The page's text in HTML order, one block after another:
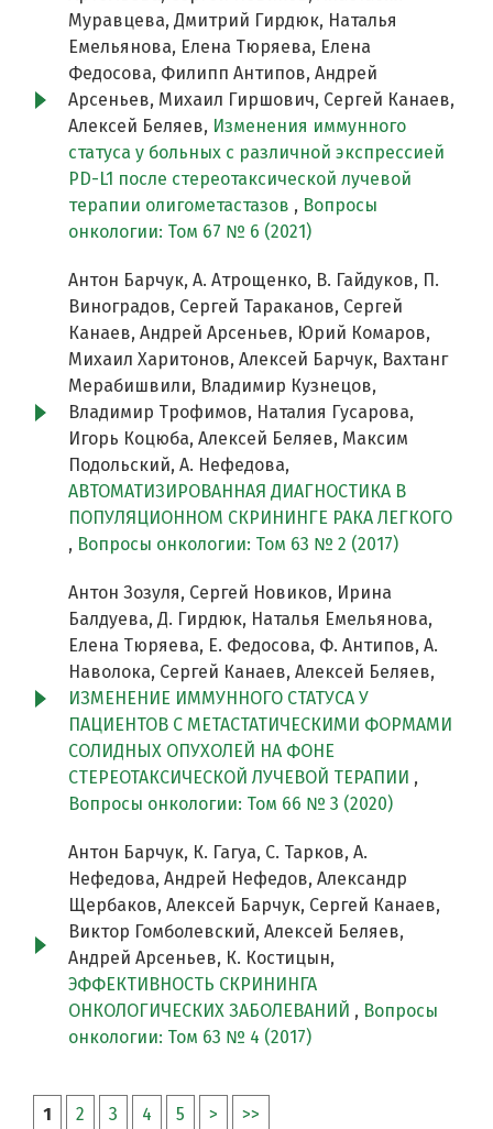
Муравцева, Дмитрий Гирдюк, Наталья
Емельянова, Елена Тюряева, Елена
Федосова, Филипп Антипов, Андрей
Арсеньев, Михаил Гиршович, Сергей Канаев,
Алексей Беляев, Изменения иммунного
статуса у больных с различной экспрессией
PD-L1 после стереотаксической лучевой
терапии олигометастазов , Вопросы
онкологии: Том 67 № 6 (2021)
Антон Барчук, А. Атрощенко, В. Гайдуков, П.
Виноградов, Сергей Тараканов, Сергей
Канаев, Андрей Арсеньев, Юрий Комаров,
Михаил Харитонов, Алексей Барчук, Вахтанг
Мерабишвили, Владимир Кузнецов,
Владимир Трофимов, Наталия Гусарова,
Игорь Коцюба, Алексей Беляев, Максим
Подольский, А. Нефедова,
АВТОМАТИЗИРОВАННАЯ ДИАГНОСТИКА В
ПОПУЛЯЦИОННОМ СКРИНИНГЕ РАКА ЛЕГКОГО
, Вопросы онкологии: Том 63 № 2 (2017)
Антон Зозуля, Сергей Новиков, Ирина
Балдуева, Д. Гирдюк, Наталья Емельянова,
Елена Тюряева, Е. Федосова, Ф. Антипов, А.
Наволока, Сергей Канаев, Алексей Беляев,
ИЗМЕНЕНИЕ ИММУННОГО СТАТУСА У
ПАЦИЕНТОВ С МЕТАСТАТИЧЕСКИМИ ФОРМАМИ
СОЛИДНЫХ ОПУХОЛЕЙ НА ФОНЕ
СТЕРЕОТАКСИЧЕСКОЙ ЛУЧЕВОЙ ТЕРАПИИ ,
Вопросы онкологии: Том 66 № 3 (2020)
Антон Барчук, К. Гагуа, С. Тарков, А.
Нефедова, Андрей Нефедов, Александр
Щербаков, Алексей Барчук, Сергей Канаев,
Виктор Гомболевский, Алексей Беляев,
Андрей Арсеньев, К. Костицын,
ЭФФЕКТИВНОСТЬ СКРИНИНГА
ОНКОЛОГИЧЕСКИХ ЗАБОЛЕВАНИЙ , Вопросы
онкологии: Том 63 № 4 (2017)
1 2 3 4 5 > >>